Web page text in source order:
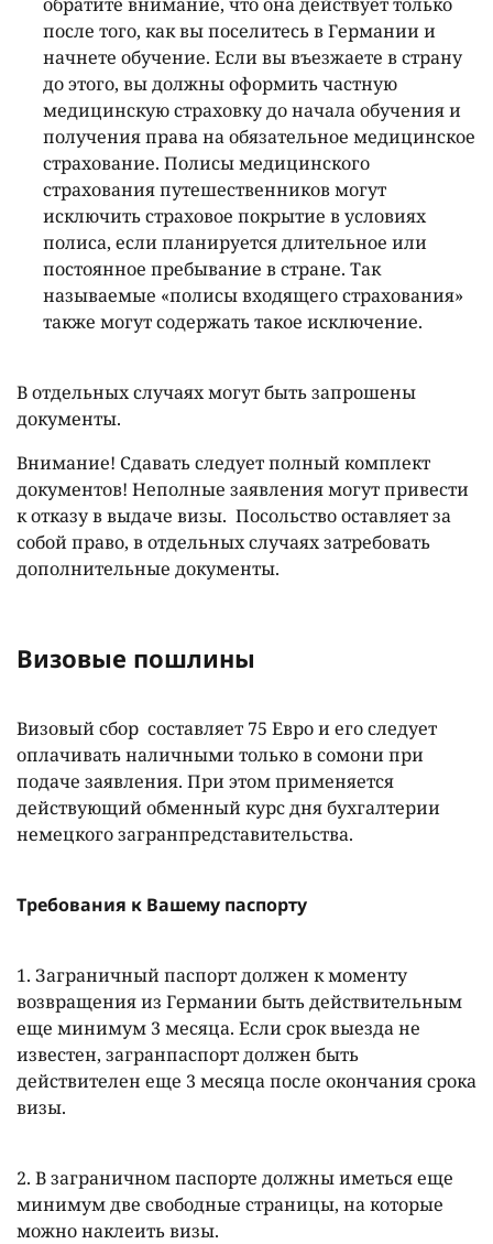
после того, как вы поселитесь в Германии и
начнете обучение. Если вы въезжаете в страну
до этого, вы должны оформить частную
медицинскую страховку до начала обучения и
получения права на обязательное медицинское
страхование. Полисы медицинского
страхования путешественников могут
исключить страховое покрытие в условиях
полиса, если планируется длительное или
постоянное пребывание в стране. Так
называемые «полисы входящего страхования»
также могут содержать такое исключение.
В отдельных случаях могут быть запрошены
документы.
Внимание! Сдавать следует полный комплект
документов! Неполные заявления могут привести
к отказу в выдаче визы. Посольство оставляет за
собой право, в отдельных случаях затребовать
дополнительные документы.
Визовые пошлины
Визовый сбор составляет 75 Евро и его следует
оплачивать наличными только в сомони при
подаче заявления. При этом применяется
действующий обменный курс дня бухгалтерии
немецкого загранпредставительства.
Требования к Вашему паспорту
1. Заграничный паспорт должен к моменту
возвращения из Германии быть действительным
еще минимум 3 месяца. Если срок выезда не
известен, загранпаспорт должен быть
действителен еще 3 месяца после окончания срока
визы.
2. В заграничном паспорте должны иметься еще
минимум две свободные страницы, на которые
можно наклеить визы.